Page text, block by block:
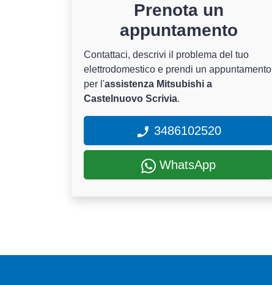
Prenota un
appuntamento
Contattaci, descrivi il problema del tuo
elettrodomestico e prendi un appuntamento
per l'assistenza Mitsubishi a
Castelnuovo Scrivia.
3486102520
WhatsApp